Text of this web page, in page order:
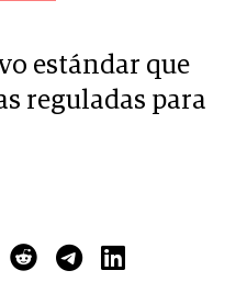
estándar que
reguladas para